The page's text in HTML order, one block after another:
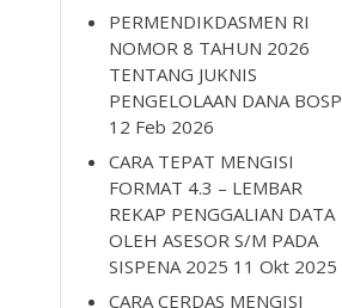
PERMENDIKDASMEN RI
NOMOR 8 TAHUN 2026
TENTANG JUKNIS
PENGELOLAAN DANA BOSP
12 Feb 2026
CARA TEPAT MENGISI
FORMAT 4.3 – LEMBAR
REKAP PENGGALIAN DATA
OLEH ASESOR S/M PADA
SISPENA 2025 11 Okt 2025
CARA CERDAS MENGISI